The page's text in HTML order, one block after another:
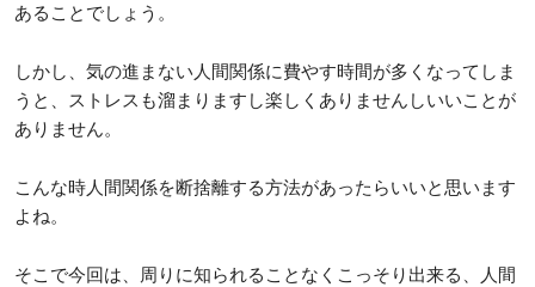
あることでしょう。
しかし、気の進まない人間関係に費やす時間が多くなってしま
うと、ストレスも溜まりますし楽しくありませんしいいことが
ありません。
こんな時人間関係を断捨離する方法があったらいいと思います
よね。
そこで今回は、周りに知られることなくこっそり出来る、人間